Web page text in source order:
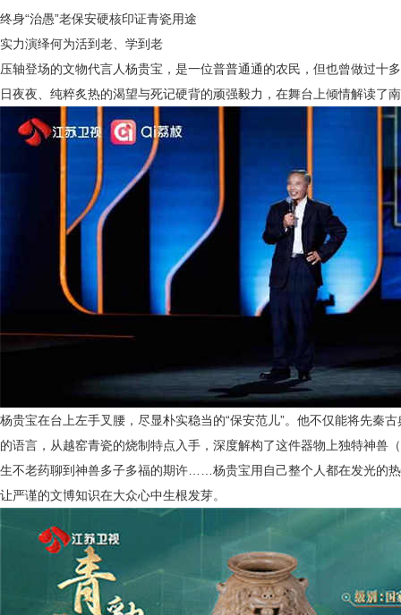
终身“治愚”老保安硬核印证青瓷用途
实力演绎何为活到老、学到老
压轴登场的文物代言人杨贵宝，是一位普普通通的农民，但也曾做过十
日夜夜、纯粹炙热的渴望与死记硬背的顽强毅力 ，在舞台上倾情解读了
杨贵宝在台上左手叉腰，尽显朴实稳当的“保安范儿”。他不仅能将先秦
的语言，从越窑青瓷的烧制特点入手，深度解构了这件器物上独特神兽
生不老药聊到神兽多子多福的期许……杨贵宝用自己整个人都在发光的
让严谨的文博知识在大众心中生根发芽。